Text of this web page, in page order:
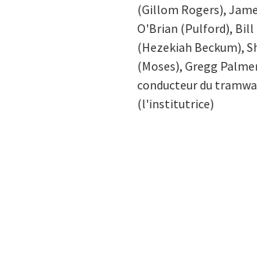
(Gillom Rogers),
O'Brian (Pulford), Bill
(Hezekiah Beckum),
(Moses), Gregg
conducteur du
(l'institutrice)